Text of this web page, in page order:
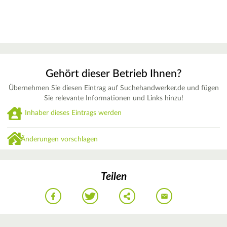
Gehört dieser Betrieb Ihnen?
Übernehmen Sie diesen Eintrag auf Suchehandwerker.de und fügen
Sie relevante Informationen und Links hinzu!
Inhaber dieses Eintrags werden
Änderungen vorschlagen
Teilen